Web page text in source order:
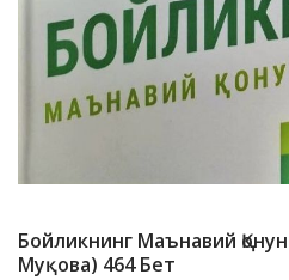
Бойликнинг Маънавий
Муқова) 464 Бет